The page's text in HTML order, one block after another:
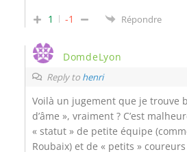
1 -1 Répondre
DomdeLyon
Reply to henri
Voilà un jugement que je trouve
d’âme », vraiment ? C’est
« statut » de petite équipe
Roubaix) et de « petits »